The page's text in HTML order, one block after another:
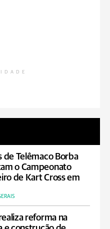
de Telêmaco Borba
o Campeonato
de Kart Cross em
reforma na